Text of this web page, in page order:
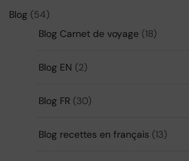
Blog (54)
Blog Carnet de voyage (18)
Blog EN (2)
Blog FR (30)
Blog recettes en français (13)